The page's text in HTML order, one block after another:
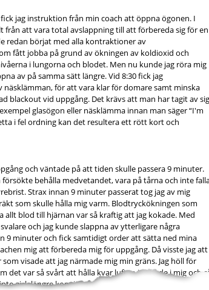
jag instruktion från min coach att öppna ögonen. I
från att vara total avslappning till att förbereda sig för en
redan börjat med alla kontraktioner av
fått jobba på grund av ökningen av koldioxid och
i lungorna och blodet. Men nu kunde jag röra mig
av på samma sätt längre. Vid 8:30 fick jag
för att vara klar för domare samt minska
blackout vid uppgång. Det krävs att man har tagit av sig
glasögon eller näsklämma innan man säger “I'm
i fel ordning kan det resultera ett rött kort och
och väntade på att tiden skulle passera 9 minuter.
försökte behålla medvetandet, vara på tårna och inte
Strax innan 9 minuter passerat tog jag av mig
som skulle hålla mig varm. Blodtryckökningen som
allt blod till hjärnan var så kraftig att jag kokade. Med
och jag kunde slappna av ytterligare några
9 minuter och fick samtidigt order att sätta ned mina
mig att förbereda mig för uppgång. Då visste jag att
visade att jag närmade mig min gräns. Jag höll för
det var så svårt att hålla kvar luften jag hade i mig och
gick längre kom jag...